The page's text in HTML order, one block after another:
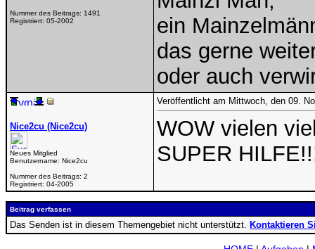
Nummer des Beitrags: 1491
Registriert: 05-2002
ein
das gerne
oder auch
Nice2cu (Nice2cu)
Neues Mitglied
Benutzername: Nice2cu
Nummer des Beitrags: 2
Registriert: 04-2005
Veröffentlicht am Mittwoch, den 09.
WOW vielen
SUPER
Beitrag verfassen
Das Senden ist in diesem Themengebiet nicht unterstützt. Kontaktieren